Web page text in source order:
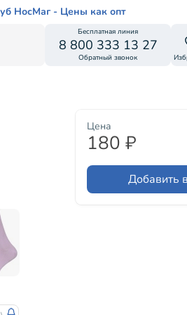
НосМаг - Цены как опт
Бесплатная линия
8 800 333 13 27
Обратный звонок
Цена
180 ₽
Добавить